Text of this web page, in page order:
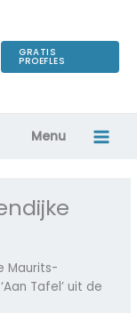
GRATIS
PROEFLES
Menu
Maurits-
Tafel’ uit de